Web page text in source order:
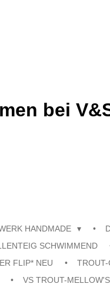
bei
HANDMADE
SCHWIMMEND
FLIP* NEU
TROUT-
VS TROUT-MELLOW'S